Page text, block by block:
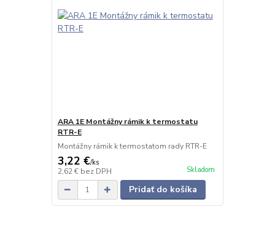
ARA 1E Montážny rámik k termostatu
RTR-E
Montážny rámik k termostatom rady RTR-E
3,22 €/ks
2,62 € bez DPH Skladom
Pridať do košíka